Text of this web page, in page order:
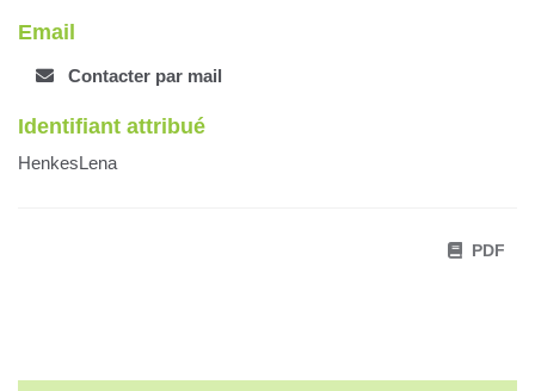
Email
Contacter par mail
Identifiant attribué
HenkesLena
PDF